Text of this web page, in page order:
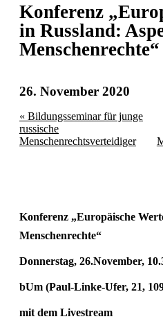
Konferenz
in Russland:
Menschenrechte“
26. November 2020
« Bildungsseminar für junge
russische
Menschenrechtsverteidiger
Konferenz „Europäische
Menschenrechte“
Donnerstag, 26.November,
bUm (Paul-Linke-Ufer, 21,
mit dem Livestream